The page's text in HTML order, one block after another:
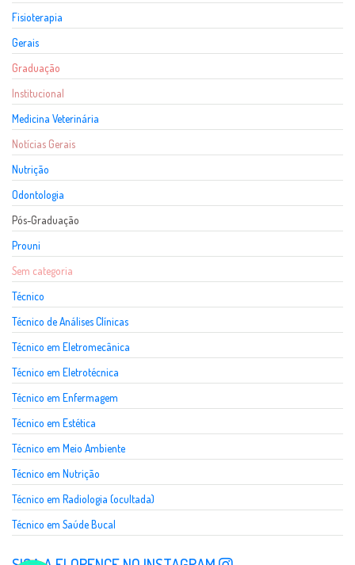
Fisioterapia
Gerais
Graduação
Institucional
Medicina Veterinária
Notícias Gerais
Nutrição
Odontologia
Pós-Graduação
Prouni
Sem categoria
Técnico
Técnico de Análises Clínicas
Técnico em Eletromecânica
Técnico em Eletrotécnica
Técnico em Enfermagem
Técnico em Estética
Técnico em Meio Ambiente
Técnico em Nutrição
Técnico em Radiologia (ocultada)
Técnico em Saúde Bucal